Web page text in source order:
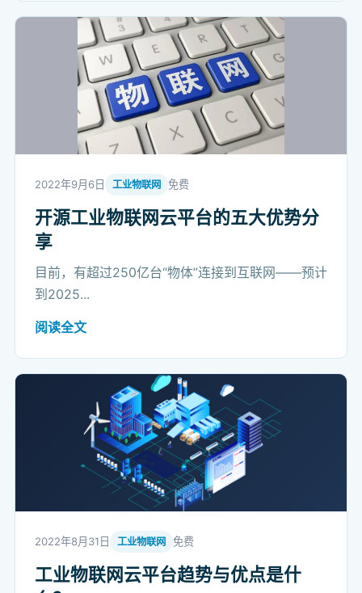
2022年9月6日 工业物联网 免费
开源工业物联网云平台的五大优势分
享
目前，有超过250亿台“物体”连接到互联网——预计
到2025...
阅读全文
2022年8月31日 工业物联网 免费
工业物联网云平台趋势与优点是什